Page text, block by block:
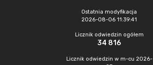
Ostatnia modyfikacja
2026-08-06 11:39:41
Licznik odwiedzin ogółem
34 816
Licznik odwiedzin w m-cu 2026-